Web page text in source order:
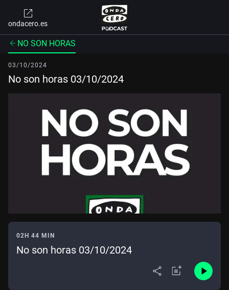
ondacero.es
NO SON HORAS
03/10/2024
No son horas 03/10/2024
02H 44 MIN
No son horas 03/10/2024